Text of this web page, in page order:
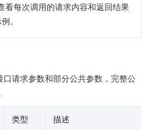
看每次调用的请求内容和返回结果
。
请求参数和部分公共参数，完整公
类型 描述